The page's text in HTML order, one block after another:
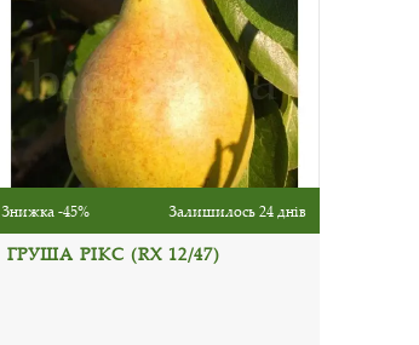
Знижка -45% Залишилось 24 днів
ГРУША РІКС (RX 12/47)